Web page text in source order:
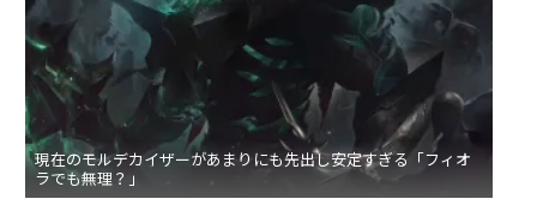
現在のモルデカイザーがあまりにも先出し安定すぎる「フィオ
ラでも無理？」